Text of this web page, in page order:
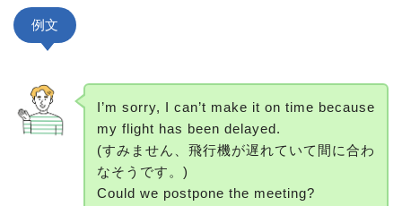
例文
I’m sorry, I can’t make it on time because
my flight has been delayed.
(すみません、飛行機が遅れていて間に合わ
なそうです。)
Could we postpone the meeting?